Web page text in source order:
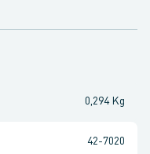
0,294 Kg
42-7020